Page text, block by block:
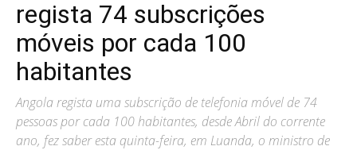
regista 74 subscrições
móveis por cada 100
habitantes
Angola regista uma subscrição de telefonia móvel de 74
pessoas por cada 100 habitantes, desde Abril do corrente
ano, fez saber esta quinta-feira, em Luanda, o ministro de